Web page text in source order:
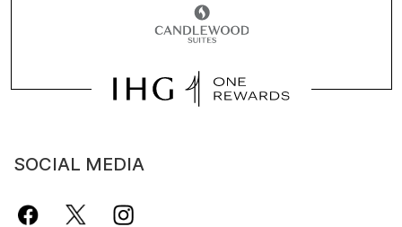
SOCIAL MEDIA